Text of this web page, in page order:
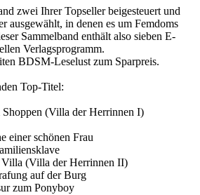
zwei Ihrer Topseller beigesteuert und
ausgewählt, in denen es um Femdoms
Sammelband enthält also sieben E-
Verlagsprogramm.
BDSM-Leselust zum Sparpreis.
Top-Titel:
(Villa der Herrinnen I)
einer schönen Frau
(Villa der Herrinnen II)
auf der Burg
zum Ponyboy